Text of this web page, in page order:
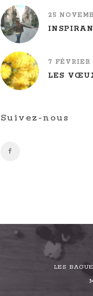
25
7 FÉVRIER
LES
Suivez-nous
LES